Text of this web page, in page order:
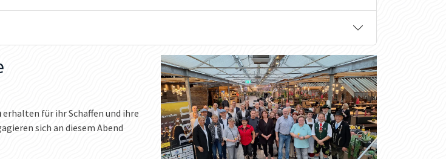
erhalten für ihr Schaffen und ihre
sich an diesem Abend